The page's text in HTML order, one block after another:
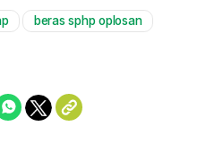
Mute
beras sphp oplosan